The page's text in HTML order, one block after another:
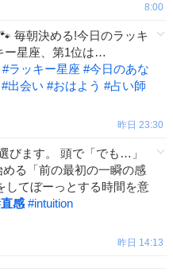
8:00
毎朝決める!今日のラッキ
ー星座、第1位は…
#ラッキー星座 #今日のあな
#出会い #おはよう #占い師
昨日 23:30
びます。 頭で「でも…」
る「前の最初の一瞬の感
してぼーっとする時間を意
直感 #intuition
昨日 14:13